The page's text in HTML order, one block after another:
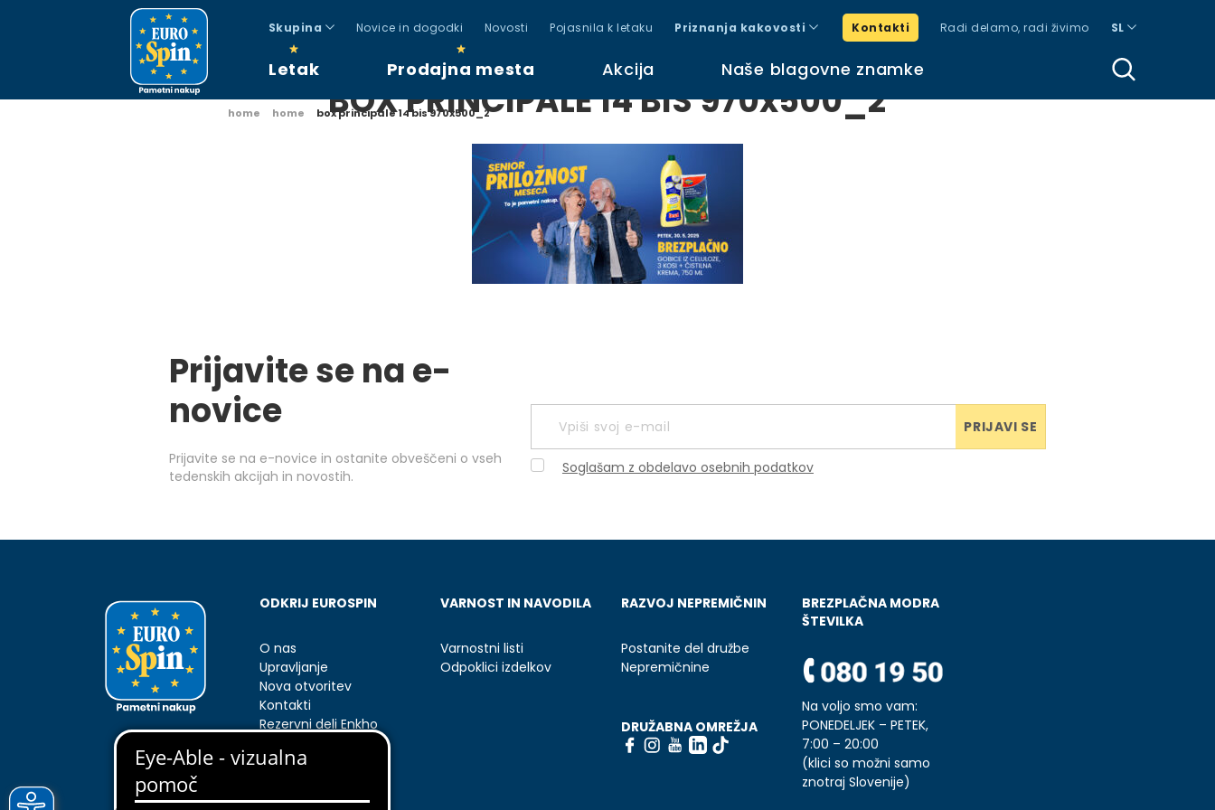
Skupina Novice in dogodki Novosti Pojasnila k letaku Priznanja kakovosti Kontakti Radi delamo, radi živimo SL
Letak Prodajna mesta Akcija Naše blagovne znamke
home home box principale 14 bis 970x500_2
BOX PRINCIPALE 14 BIS 970x500_2
Prijavite se na e-
novice
Prijavite se na e-novice in ostanite obveščeni o vseh
tedenskih akcijah in novostih.
PRIJAVI SE
Soglašam z obdelavo osebnih podatkov
ODKRIJ EUROSPIN
O nas
Upravljanje
Nova otvoritev
Kontakti
Rezervni deli Enkho
VARNOST IN NAVODILA
Varnostni listi
Odpoklici izdelkov
RAZVOJ NEPREMIČNIN
Postanite del družbe
Nepremičnine
DRUŽABNA OMREŽJA
BREZPLAČNA MODRA
ŠTEVILKA
Na voljo smo vam:
PONEDELJEK – PETEK,
7:00 – 20:00
(klici so možni samo
znotraj Slovenije)